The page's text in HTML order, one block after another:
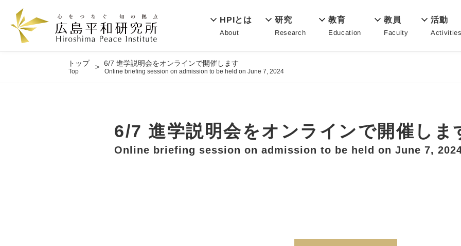
HPIとは
About
研究
Research
教育
Education
教員
Faculty
活動
トップ
Top
6/7 進学説明会をオンラインで開催します
Online briefing session on admission to be held on June 7, 2024
6/7 進学説明会をオンラインで開催しま
Online briefing session on admission to be held on June 7,